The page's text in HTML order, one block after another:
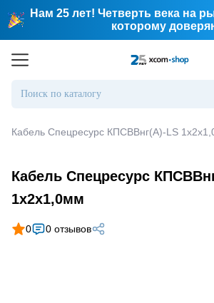
Нам 25 лет! Четверть века на
которому
Кабель Спецресурс КПСВВнг(А)-LS
Кабель Спецресурс
1х2х1,0мм
0 0 отзывов